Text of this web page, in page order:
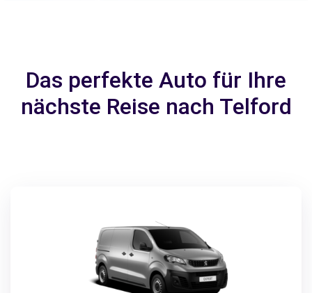
Das perfekte Auto für Ihre
nächste Reise nach Telford